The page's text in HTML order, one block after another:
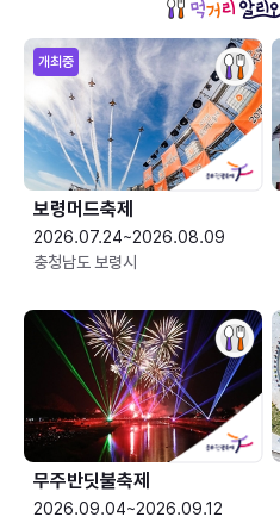
개최중
보령머드축제
2026.07.24~2026.08.09
충청남도 보령시
무주반딧불축제
2026.09.04~2026.09.12